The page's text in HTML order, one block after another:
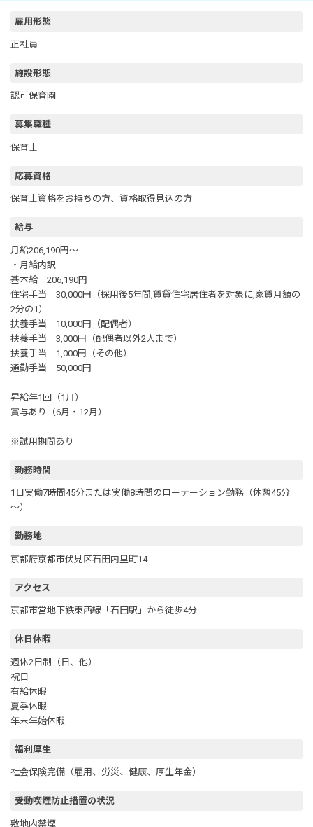
雇用形態
正社員
施設形態
認可保育園
募集職種
保育士
応募資格
保育士資格をお持ちの方、資格取得見込の方
給与
月給206,190円～
・月給内訳
基本給 206,190円
住宅手当 30,000円（採用後5年間,賃貸住宅居住者を対象に,家賃月額の
2分の1）
扶養手当 10,000円（配偶者）
扶養手当 3,000円（配偶者以外2人まで）
扶養手当 1,000円（その他）
通勤手当 50,000円
昇給年1回（1月）
賞与あり（6月・12月）
※試用期間あり
勤務時間
1日実働7時間45分または実働8時間のローテーション勤務（休憩45分
～）
勤務地
京都府京都市伏見区石田内里町14
アクセス
京都市営地下鉄東西線「石田駅」から徒歩4分
休日休暇
週休2日制（日、他）
祝日
有給休暇
夏季休暇
年末年始休暇
福利厚生
社会保険完備（雇用、労災、健康、厚生年金）
受動喫煙防止措置の状況
敷地内禁煙